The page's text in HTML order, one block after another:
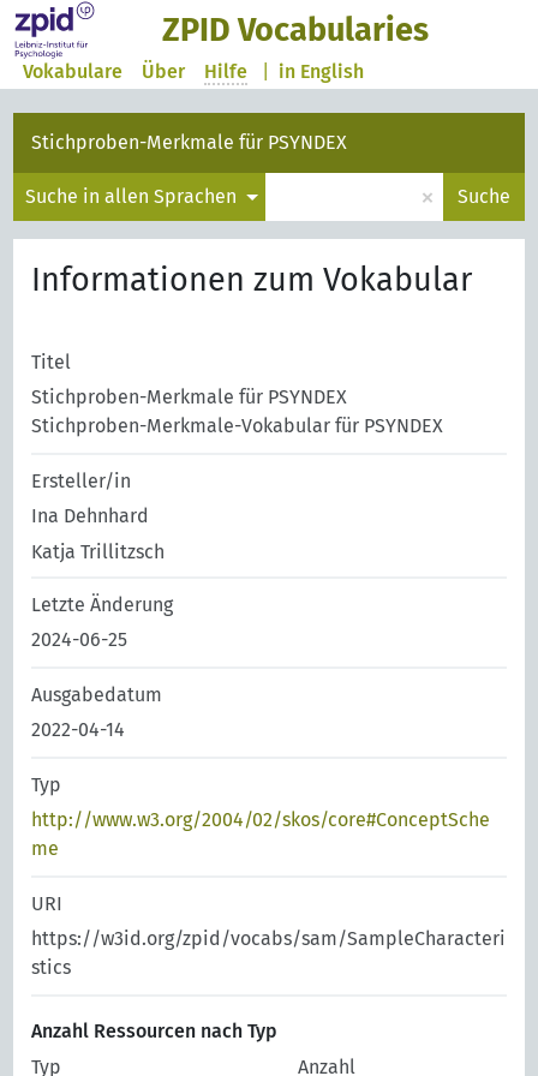
ZPID Vocabularies
in English
Vokabulare Über Hilfe
Stichproben-Merkmale für PSYNDEX
Suche in allen Sprachen × Suche
Informationen zum Vokabular
Titel
Stichproben-Merkmale für PSYNDEX
Stichproben-Merkmale-Vokabular für PSYNDEX
Ersteller/in
Ina Dehnhard
Katja Trillitzsch
Letzte Änderung
2024-06-25
Ausgabedatum
2022-04-14
Typ
http://www.w3.org/2004/02/skos/core#ConceptSche
me
URI
https://w3id.org/zpid/vocabs/sam/SampleCharacteri
stics
Anzahl Ressourcen nach Typ
Typ
Anzahl